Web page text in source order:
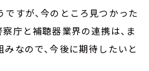
すが、今のところ見つかった
庁と補聴器業界の連携は、ま
なので、今後に期待したいと